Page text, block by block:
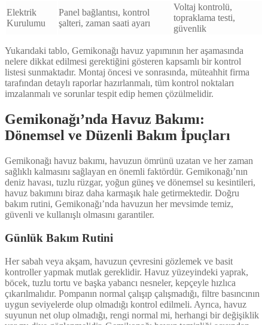
Elektrik
Kurulumu
Panel bağlantısı, kontrol
şalteri, zaman saati ayarı
Voltaj kontrolü,
topraklama testi,
güvenlik
Yukarıdaki tablo, Gemikonağı havuz yapımının her aşamasında
nelere dikkat edilmesi gerektiğini gösteren kapsamlı bir kontrol
listesi sunmaktadır. Montaj öncesi ve sonrasında, müteahhit firma
tarafından detaylı raporlar hazırlanmalı, tüm kontrol noktaları
imzalanmalı ve sorunlar tespit edip hemen çözülmelidir.
Gemikonağı’nda Havuz Bakımı:
Dönemsel ve Düzenli Bakım İpuçları
Gemikonağı havuz bakımı, havuzun ömrünü uzatan ve her zaman
sağlıklı kalmasını sağlayan en önemli faktördür. Gemikonağı’nın
deniz havası, tuzlu rüzgar, yoğun güneş ve dönemsel su kesintileri,
havuz bakımını biraz daha karmaşık hale getirmektedir. Doğru
bakım rutini, Gemikonağı’nda havuzun her mevsimde temiz,
güvenli ve kullanışlı olmasını garantiler.
Günlük Bakım Rutini
Her sabah veya akşam, havuzun çevresini gözlemek ve basit
kontroller yapmak mutlak gereklidir. Havuz yüzeyindeki yaprak,
böcek, tuzlu tortu ve başka yabancı nesneler, kepçeyle hızlıca
çıkarılmalıdır. Pompanın normal çalışıp çalışmadığı, filtre basıncının
uygun seviyelerde olup olmadığı kontrol edilmeli. Ayrıca, havuz
suyunun net olup olmadığı, rengi normal mi, herhangi bir değişiklik